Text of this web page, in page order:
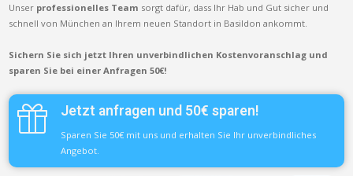
Unser professionelles Team sorgt dafür, dass Ihr Hab und Gut sicher und
schnell von München an Ihrem neuen Standort in Basildon ankommt.
Sichern Sie sich jetzt Ihren unverbindlichen Kostenvoranschlag und
sparen Sie bei einer Anfragen 50€!
Jetzt anfragen und 50€ sparen!
Sparen Sie 50€ mit uns und erhalten Sie Ihr unverbindliches
Angebot.